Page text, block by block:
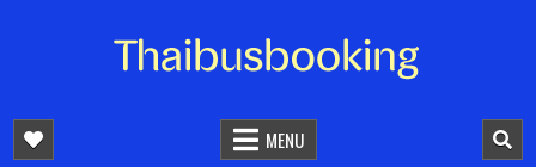
จองตั๋วรถออนไลน์ 24 ชั่วโมง
MENU